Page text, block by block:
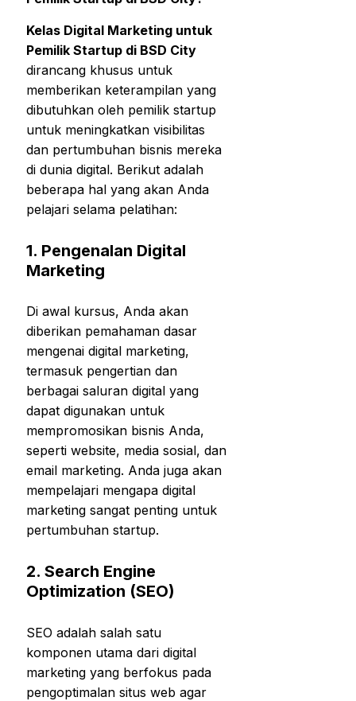
Kelas Digital Marketing untuk
Pemilik Startup di BSD City
dirancang khusus untuk
memberikan keterampilan yang
dibutuhkan oleh pemilik startup
untuk meningkatkan visibilitas
dan pertumbuhan bisnis mereka
di dunia digital. Berikut adalah
beberapa hal yang akan Anda
pelajari selama pelatihan:
1. Pengenalan Digital
Marketing
Di awal kursus, Anda akan
diberikan pemahaman dasar
mengenai digital marketing,
termasuk pengertian dan
berbagai saluran digital yang
dapat digunakan untuk
mempromosikan bisnis Anda,
seperti website, media sosial, dan
email marketing. Anda juga akan
mempelajari mengapa digital
marketing sangat penting untuk
pertumbuhan startup.
2. Search Engine
Optimization (SEO)
SEO adalah salah satu
komponen utama dari digital
marketing yang berfokus pada
pengoptimalan situs web agar